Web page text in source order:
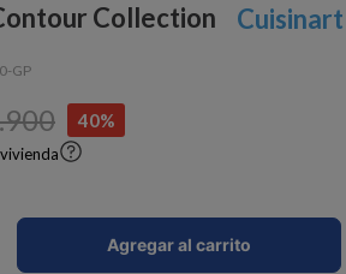
Collection
GP
Cuisinart
.900 40%
Agregar al carrito